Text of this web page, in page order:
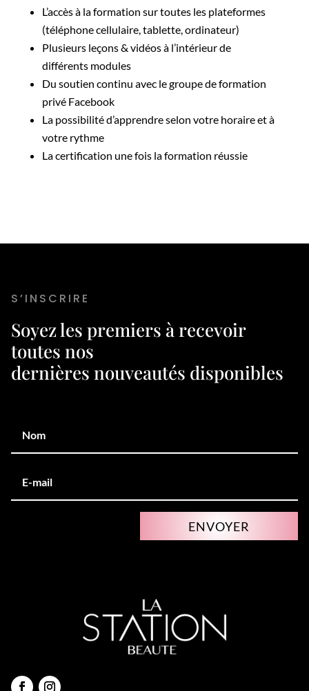
L’accès à la formation sur toutes les plateformes
(téléphone cellulaire, tablette, ordinateur)
Plusieurs leçons & vidéos à l’intérieur de
différents modules
Du soutien continu avec le groupe de formation
privé Facebook
La possibilité d’apprendre selon votre horaire et à
votre rythme
La certification une fois la formation réussie
S’INSCRIRE
Soyez les premiers à recevoir
toutes nos
dernières nouveautés disponibles
ENVOYER